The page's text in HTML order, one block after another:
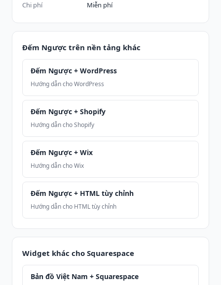
Chi phí
Miễn phí
Đếm Ngược trên nền tảng khác
Đếm Ngược + WordPress
Hướng dẫn cho WordPress
Đếm Ngược + Shopify
Hướng dẫn cho Shopify
Đếm Ngược + Wix
Hướng dẫn cho Wix
Đếm Ngược + HTML tùy chỉnh
Hướng dẫn cho HTML tùy chỉnh
Widget khác cho Squarespace
Bản đồ Việt Nam + Squarespace